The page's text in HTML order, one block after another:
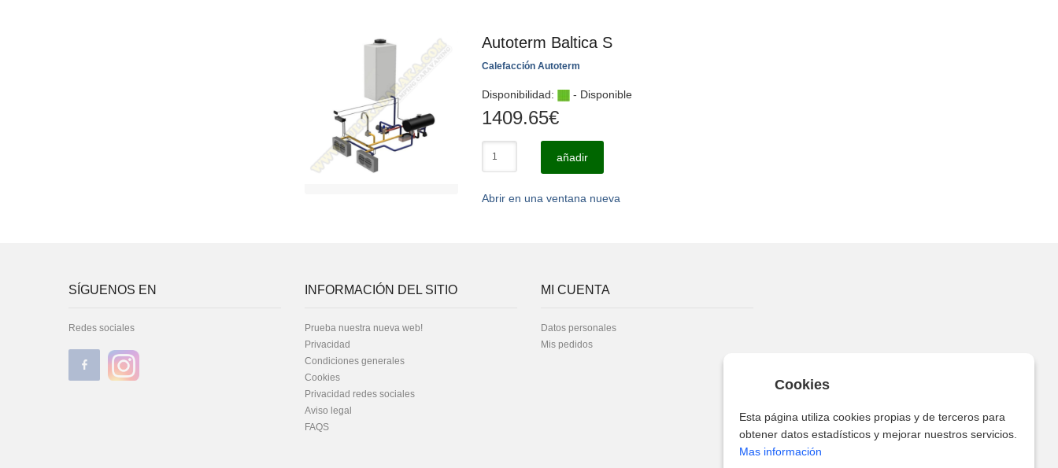
Autoterm Baltica S
Calefacción Autoterm
Disponibilidad: - Disponible
1409.65€
añadir
Abrir en una ventana nueva
SÍGUENOS EN
Redes sociales
INFORMACIÓN DEL SITIO
Prueba nuestra nueva web!
Privacidad
Condiciones generales
Cookies
Privacidad redes sociales
Aviso legal
FAQS
MI CUENTA
Datos personales
Mis pedidos
Cookies
Esta página utiliza cookies propias y de terceros para
obtener datos estadísticos y mejorar nuestros servicios.
Mas información